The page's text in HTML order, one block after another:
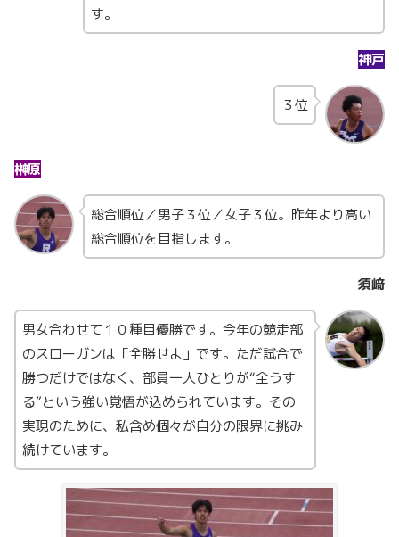
す。
神戸
３位
榊原
総合順位／男子３位／女子３位。昨年より高い
総合順位を目指します。
須﨑
男女合わせて１０種目優勝です。今年の競走部
のスローガンは「全勝せよ」です。ただ試合で
勝つだけではなく、部員一人ひとりが“全うす
る”という強い覚悟が込められています。その
実現のために、私含め個々が自分の限界に挑み
続けています。